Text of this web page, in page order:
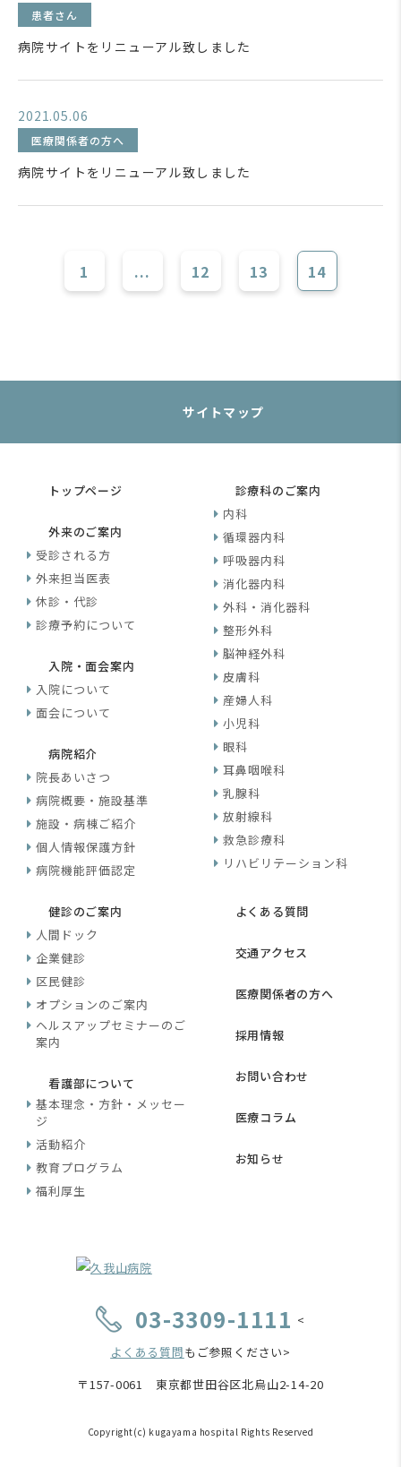
患者さん
病院サイトをリニューアル致しました
2021.05.06
医療関係者の方へ
病院サイトをリニューアル致しました
1 ... 12 13 14
サイトマップ
トップページ
外来のご案内
受診される方
外来担当医表
休診・代診
診療予約について
入院・面会案内
入院について
面会について
病院紹介
院長あいさつ
病院概要・施設基準
施設・病棟ご紹介
個人情報保護方針
病院機能評価認定
診療科のご案内
内科
循環器内科
呼吸器内科
消化器内科
外科・消化器科
整形外科
脳神経外科
皮膚科
産婦人科
小児科
眼科
耳鼻咽喉科
乳腺科
放射線科
救急診療科
リハビリテーション科
健診のご案内
人間ドック
企業健診
区民健診
オプションのご案内
ヘルスアップセミナーのご
案内
看護部について
基本理念・方針・メッセー
ジ
活動紹介
教育プログラム
福利厚生
よくある質問
交通アクセス
医療関係者の方へ
採用情報
お問い合わせ
医療コラム
お知らせ
03-3309-1111 <
よくある質問もご参照ください>
〒157-0061 東京都世田谷区北烏山2-14-20
Copyright(c) kugayama hospital Rights Reserved